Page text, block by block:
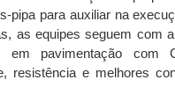
pipa para auxiliar na
as equipes seguem com
em pavimentação com
resistência e melhores